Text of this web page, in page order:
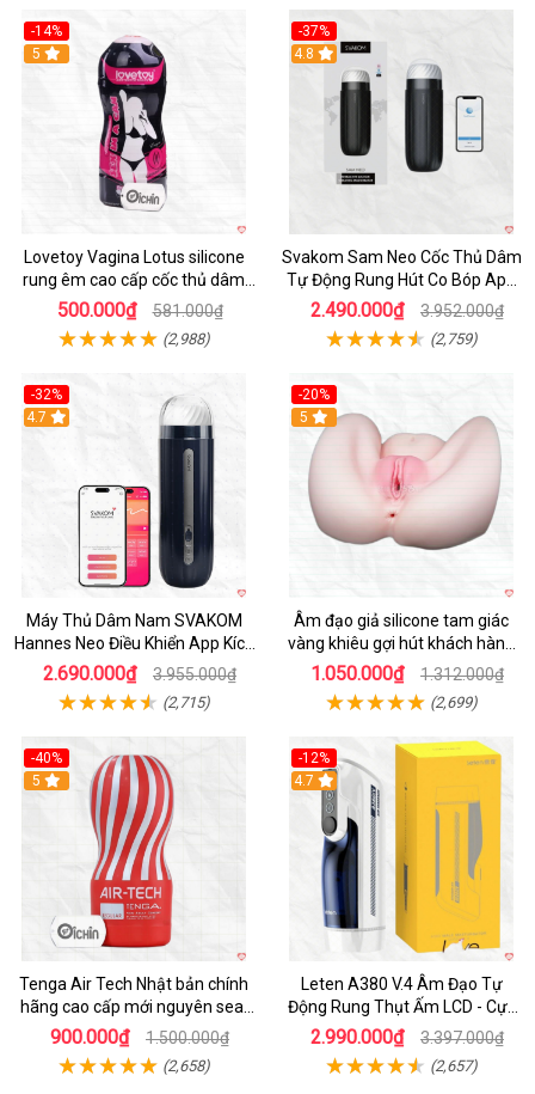
-14%
Hot
5
Lovetoy Vagina Lotus silicone
rung êm cao cấp cốc thủ dâm
nam
500.000₫ 581.000₫
(2,988)
-37%
4.8
Svakom Sam Neo Cốc Thủ Dâm
Tự Động Rung Hút Co Bóp App
Điều Khiển
2.490.000₫ 3.952.000₫
(2,759)
-32%
Hot
4.7
Máy Thủ Dâm Nam SVAKOM
Hannes Neo Điều Khiển App Kích
Thích
2.690.000₫ 3.955.000₫
(2,715)
-20%
Hot
5
Âm đạo giả silicone tam giác
vàng khiêu gợi hút khách hàng
nam
1.050.000₫ 1.312.000₫
(2,699)
-40%
Hot
5
Tenga Air Tech Nhật bản chính
hãng cao cấp mới nguyên seal
giá tốt
900.000₫ 1.500.000₫
(2,658)
-12%
Hot
4.7
Leten A380 V.4 Âm Đạo Tự
Động Rung Thụt Ấm LCD - Cực
Phê
2.990.000₫ 3.397.000₫
(2,657)